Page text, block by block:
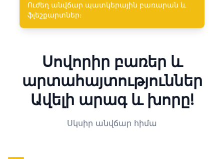
Ուժեղ անվճար պատկերային բառարան և
ֆլեշքարտներ։
Սովորիր բառեր և
արտահայտություններ
Ավելի արագ և խորը!
Սկսիր անվճար հիմա